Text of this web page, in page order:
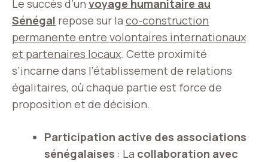
Le succès d’un voyage humanitaire au
Sénégal repose sur la co-construction
permanente entre volontaires internationaux
et partenaires locaux. Cette proximité
s’incarne dans l’établissement de relations
égalitaires, où chaque partie est force de
proposition et de décision.
Participation active des associations
sénégalaises : La collaboration avec